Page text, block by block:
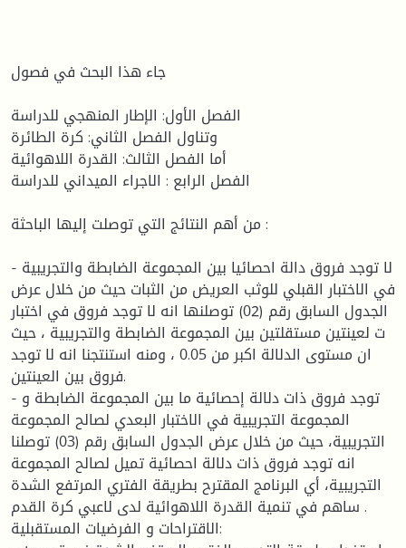
جاء هذا البحث في فصول
الفصل الأول: الإطار المنهجي للدراسة
وتناول الفصل الثاني: كرة الطائرة
أما الفصل الثالث: القدرة اللاهوائية
الفصل الرابع : الاجراء الميداني للدراسة
من أهم النتائج التي توصلت إليها الباحثة :
- لا توجد فروق دالة احصائيا بين المجموعة الضابطة والتجريبية
في الاختبار القبلي للوثب العريض من الثبات حيث من خلال عرض
الجدول السابق رقم (02) توصلنها انه لا توجد فروق في اختبار
ت لعينتين مستقلتين بين المجموعة الضابطة والتجريبية ، حيث
ان مستوى الدلالة اكبر من 0.05 ، ومنه استنتجنا انه لا توجد
فروق بين العينتين.
- توجد فروق ذات دلالة إحصائية ما بين المجموعة الضابطة و
المجموعة التجريبية في الاختبار البعدي لصالح المجموعة
التجريبية، حيث من خلال عرض الجدول السابق رقم (03) توصلنا
انه توجد فروق ذات دلالة احصائية تميل لصالح المجموعة
التجريبية، أي البرنامج المقترح بطريقة الفتري المرتفع الشدة
ساهم في تنمية القدرة اللاهوائية لدى لاعبي كرة القدم .
الاقتراحات و الفرضيات المستقبلية: